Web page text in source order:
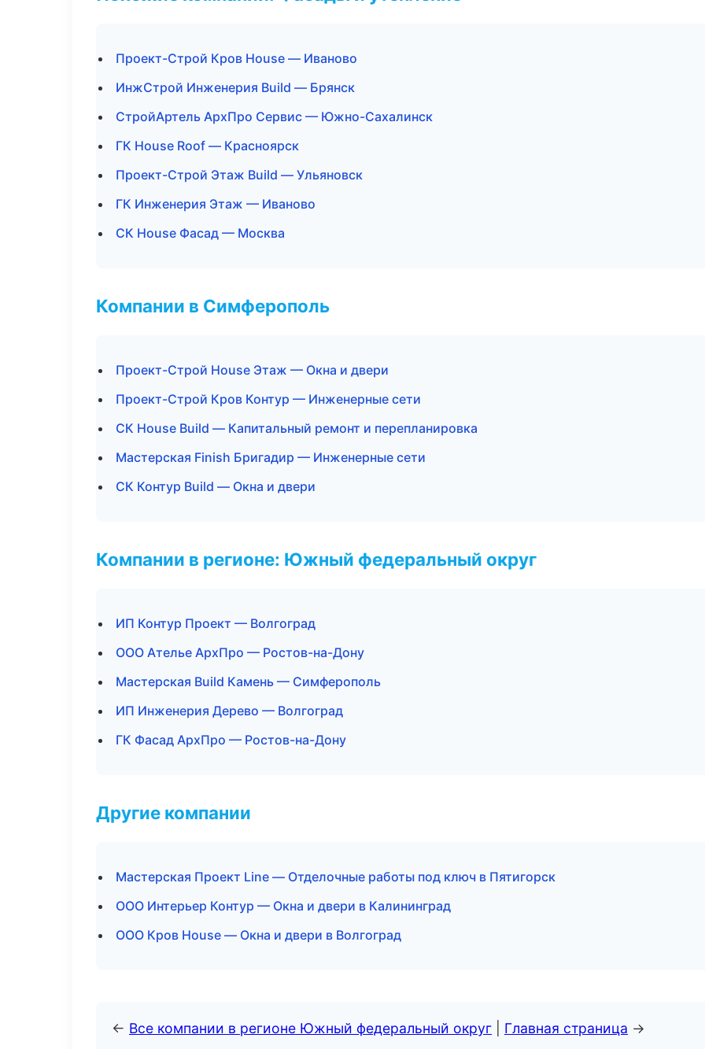
Проект-Строй Кров House — Иваново
ИнжСтрой Инженерия Build — Брянск
СтройАртель АрхПро Сервис — Южно-Сахалинск
ГК House Roof — Красноярск
Проект-Строй Этаж Build — Ульяновск
ГК Инженерия Этаж — Иваново
СК House Фасад — Москва
Компании в Симферополь
Проект-Строй House Этаж — Окна и двери
Проект-Строй Кров Контур — Инженерные сети
СК House Build — Капитальный ремонт и перепланировка
Мастерская Finish Бригадир — Инженерные сети
СК Контур Build — Окна и двери
Компании в регионе: Южный федеральный округ
ИП Контур Проект — Волгоград
ООО Ателье АрхПро — Ростов-на-Дону
Мастерская Build Камень — Симферополь
ИП Инженерия Дерево — Волгоград
ГК Фасад АрхПро — Ростов-на-Дону
Другие компании
Мастерская Проект Line — Отделочные работы под ключ в Пятигорск
ООО Интерьер Контур — Окна и двери в Калининград
ООО Кров House — Окна и двери в Волгоград
← Все компании в регионе Южный федеральный округ Главная страница →